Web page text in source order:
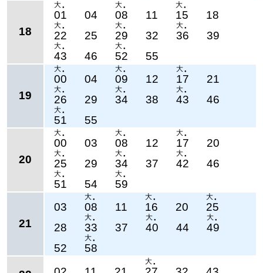
18
大 ●
01 04
大 ●
08 11
大 ●
15 18
大 ●
22 25
大 ●
29 32
大 ●
36 39
大 ●
43 46
大 ●
52 55
19
大 ●
00 04
大 ●
09 12
大 ●
17 21
大 ●
26 29
大 ●
34 38
大 ●
43 46
大 ●
51 55
20
大 ●
00 03
大 ●
08 12
大 ●
17 20
大 ●
25 29
大 ●
34 37
大 ●
42 46
大 ●
51 54
大 ●
59
21
03
大 ●
08 11
大 ●
16 20
大 ●
25
28
大 ●
33 37
大 ●
40 44
大 ●
49
52
大 ●
58
大 ●